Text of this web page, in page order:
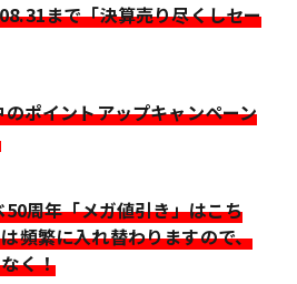
まで「決算売り尽くしセー
ポイントアップキャンペーン
周年「メガ値引き」はこち
頻繁に入れ替わりますので、
く！